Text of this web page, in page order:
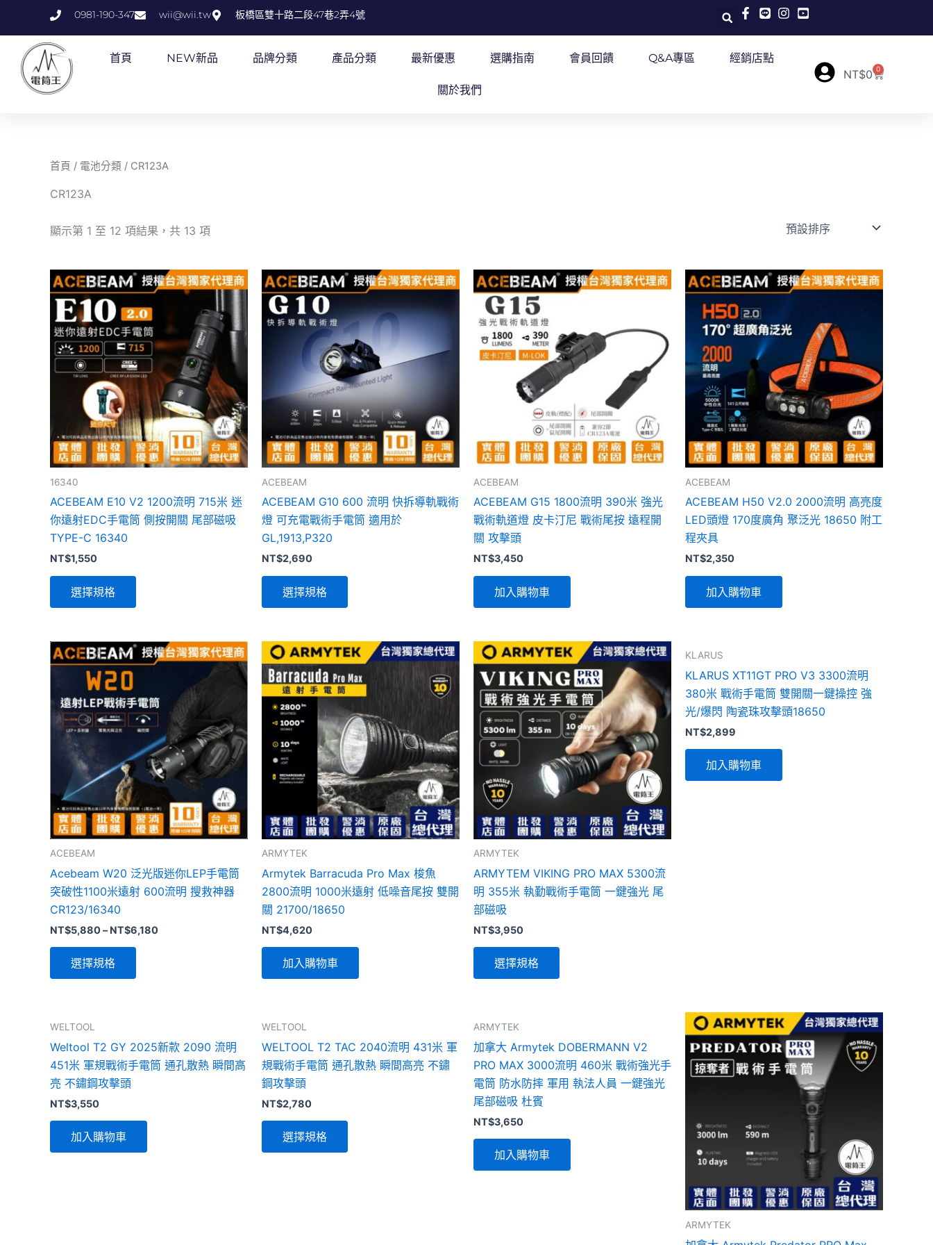
0981-190-347 wii@wii.tw 板橋區雙十路二段47巷2弄4號
首頁 NEW新品 品牌分類 產品分類 最新優惠 選購指南 會員回饋 Q&A專區 經銷店點
關於我們
NT$0 0
購
首頁 / 電池分類 / CR123A
CR123A
顯示第 1 至 12 項結果，共 13 項
16340
ACEBEAM E10 V2 1200流明 715米 迷
你遠射EDC手電筒 側按開關 尾部磁吸
TYPE-C 16340
NT$1,550
選擇規格
此
產
品
有
多
種
款
式。
可
在
產
頁
面
ACEBEAM
ACEBEAM G10 600 流明 快拆導軌戰術
燈 可充電戰術手電筒 適用於
GL,1913,P320
NT$2,690
選擇規格
此
產
品
有
多
種
款
式。
可
在
產
頁
面
ACEBEAM
ACEBEAM G15 1800流明 390米 強光
戰術軌道燈 皮卡汀尼 戰術尾按 遠程開
關 攻擊頭
NT$3,450
加入購物車
ACEBEAM
ACEBEAM H50 V2.0 2000流明 高亮度
LED頭燈 170度廣角 聚泛光 18650 附工
程夾具
NT$2,350
加入購物車
ACEBEAM
Acebeam W20 泛光版迷你LEP手電筒
突破性1100米遠射 600流明 搜救神器
CR123/16340
NT$5,880–NT$6,180
選擇規格
此
產
有
多
款
式。
可
在
產
頁
面
選
ARMYTEK
Armytek Barracuda Pro Max 梭魚
2800流明 1000米遠射 低噪音尾按 雙開
關 21700/18650
NT$4,620
加入購物車
ARMYTEK
ARMYTEM VIKING PRO MAX 5300流
明 355米 執勤戰術手電筒 一鍵強光 尾
部磁吸
NT$3,950
選擇規格
此
產
品
有
多
種
款
式。
可
在
產
頁
面
KLARUS
KLARUS XT11GT PRO V3 3300流明
380米 戰術手電筒 雙開關一鍵操控 強
光/爆閃 陶瓷珠攻擊頭18650
NT$2,899
加入購物車
WELTOOL
Weltool T2 GY 2025新款 2090 流明
451米 軍規戰術手電筒 通孔散熱 瞬間高
亮 不鏽鋼攻擊頭
NT$3,550
加入購物車
WELTOOL
WELTOOL T2 TAC 2040流明 431米 軍
規戰術手電筒 通孔散熱 瞬間高亮 不鏽
鋼攻擊頭
NT$2,780
選擇規格
品
有
式。
ARMYTEK
加拿大 Armytek DOBERMANN V2
PRO MAX 3000流明 460米 戰術強光手
電筒 防水防摔 軍用 執法人員 一鍵強光
尾部磁吸 杜賓
NT$3,650
加入購物車
ARMYTEK